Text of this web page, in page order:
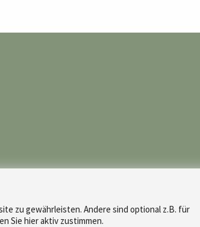
zu gewährleisten. Andere sind optional z.B. für
Sie hier aktiv zustimmen.